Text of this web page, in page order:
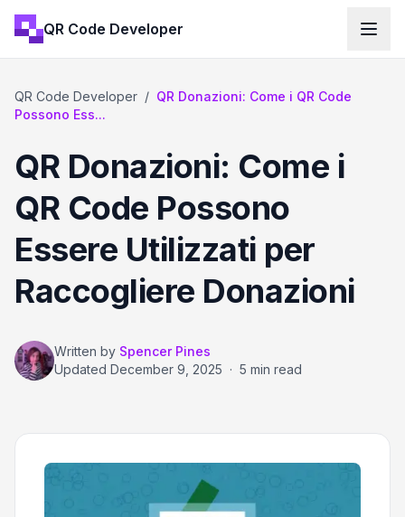
QR Code Developer
QR Code Developer / QR Donazioni: Come i QR Code
Possono Ess...
QR Donazioni: Come i
QR Code Possono
Essere Utilizzati per
Raccogliere Donazioni
Written by Spencer Pines
Updated December 9, 2025 · 5 min read